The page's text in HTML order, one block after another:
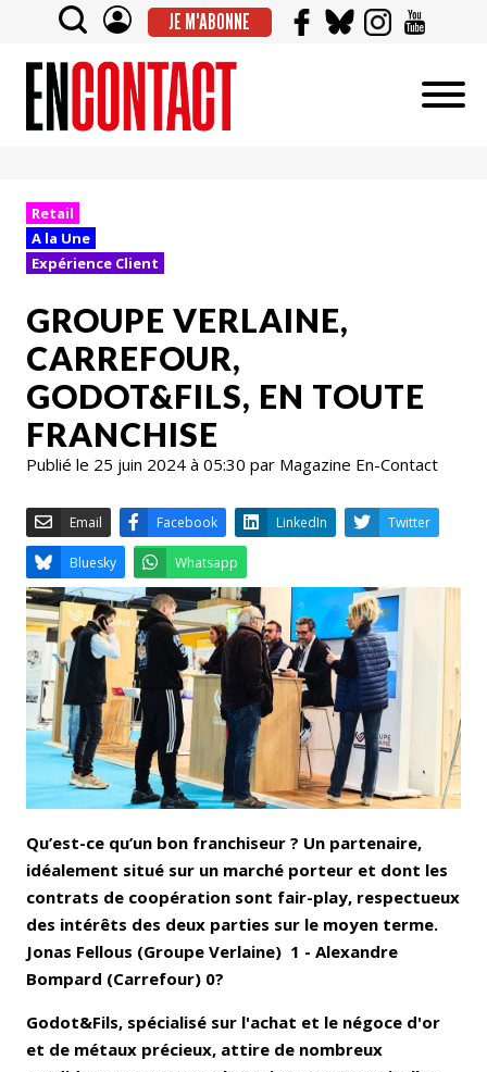
JE M'ABONNE
Retail
A la Une
Expérience Client
GROUPE VERLAINE,
CARREFOUR,
GODOT&FILS, EN TOUTE
FRANCHISE
Publié le 25 juin 2024 à 05:30 par Magazine En-Contact
Email Facebook LinkedIn
Bluesky Whatsapp
Qu’est-ce qu’un bon franchiseur ? Un partenaire,
idéalement situé sur un marché porteur et dont les
contrats de coopération sont fair-play, respectueux
des intérêts des deux parties sur le moyen terme.
Jonas Fellous (Groupe Verlaine) 1 - Alexandre
Bompard (Carrefour) 0?
Godot&Fils, spécialisé sur l'achat et le négoce d'or
et de métaux précieux, attire de nombreux